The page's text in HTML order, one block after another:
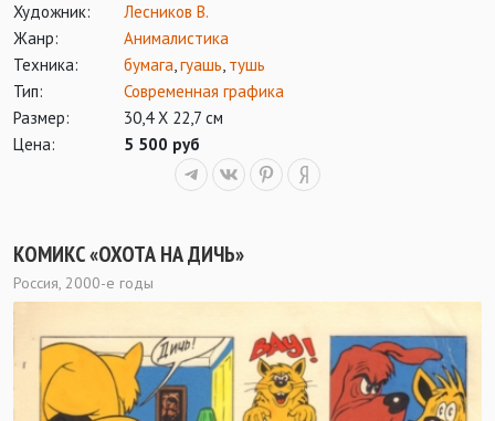
Художник:
Лесников В.
Жанр:
Анималистика
Техника:
бумага,гуашь, тушь
Тип:
Современная графика
Размер:
30,4 Х 22,7 см
Цена:
5 500 руб
КОМИКС «ОХОТА НА ДИЧЬ»
Россия, 2000-е годы